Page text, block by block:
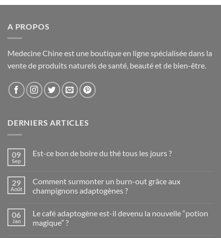
A PROPOS
Medecine Chine est une boutique en ligne spécialisée dans la
vente de produits naturels de santé, beauté et de bien-être.
DERNIERS ARTICLES
09
Sep
Est-ce bon de boire du thé tous les jours ?
Est-
ce
bon
du
thé
tous
29
Août
Comment surmonter un burn-out grâce aux
champignons adaptogènes ?
sur
Comment
surmonter
06
Jan
Le café adaptogène est-il devenu la nouvelle “potion
magique” ?